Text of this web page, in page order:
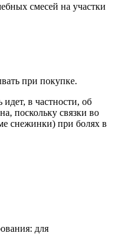
смесей на участки
при покупке.
в частности, об
поскольку связки во
снежинки) при болях в
для